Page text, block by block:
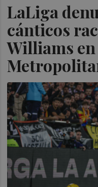
LaLiga
cánticos
Williams en